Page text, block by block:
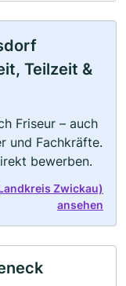
Teilzeit &
Friseur – auch
und Fachkräfte.
bewerben.
Zwickau)
ansehen